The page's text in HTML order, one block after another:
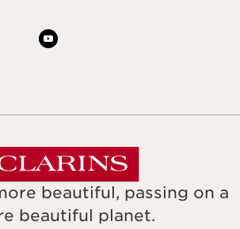
beautiful, passing on a
beautiful planet.